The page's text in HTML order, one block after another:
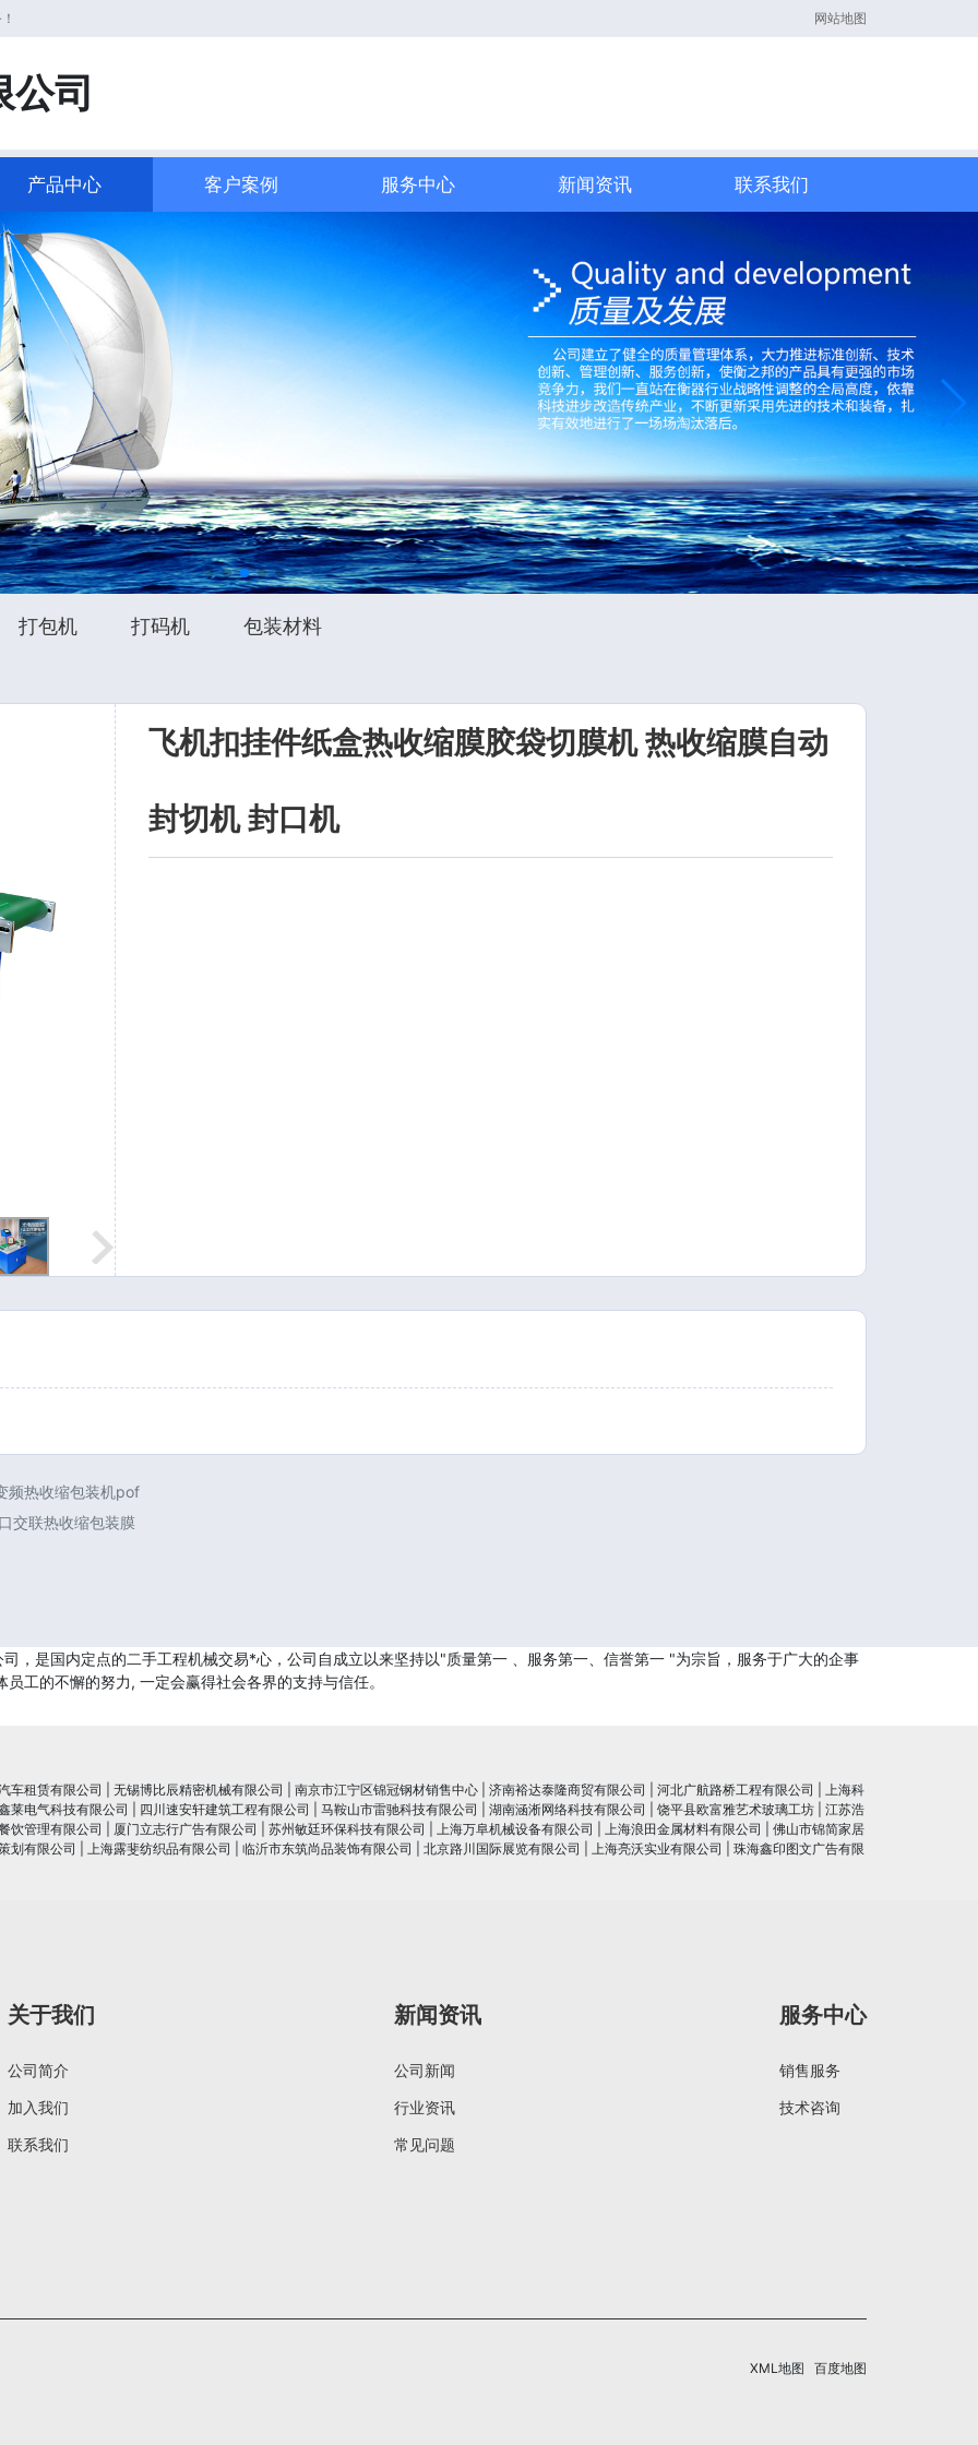
网站地图
司
产品中心 客户案例 服务中心 新闻资讯 联系我们
打包机 打码机 包装材料
飞机扣挂件纸盒热收缩膜胶袋切膜机 热收缩膜自动
封切机 封口机
频热收缩包装机pof
交联热收缩包装膜
，是国内定点的二手工程机械交易*心，公司自成立以来坚持以"质量第一 、服务第一、信誉第一 "为宗旨，服务于广大的企事
工的不懈的努力, 一定会赢得社会各界的支持与信任。
车租赁有限公司 无锡博比辰精密机械有限公司 南京市江宁区锦冠钢材销售中心 济南裕达泰隆商贸有限公司 河北广航路桥工程有限公司
上海科
莱电气科技有限公司
四川速安轩建筑工程有限公司 马鞍山市雷驰科技有限公司 湖南涵淅网络科技有限公司 饶平县欧富雅艺术玻璃工坊
江苏浩
饮管理有限公司
厦门立志行广告有限公司 苏州敏廷环保科技有限公司 上海万阜机械设备有限公司 上海浪田金属材料有限公司
佛山市锦简家居
划有限公司
上海露斐纺织品有限公司 临沂市东筑尚品装饰有限公司 北京路川国际展览有限公司 上海亮沃实业有限公司 珠海鑫印图文广告有限
关于我们
公司简介
加入我们
联系我们
新闻资讯
公司新闻
行业资讯
常见问题
服务中心
销售服务
技术咨询
XML地图 百度地图